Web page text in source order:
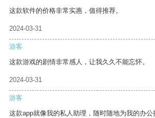
这款软件的价格非常实惠，值得推荐。
2024-03-31
游客
这款游戏的剧情非常感人，让我久久不能忘怀。
2024-03-31
游客
这款app就像我的私人助理，随时随地为我的办公